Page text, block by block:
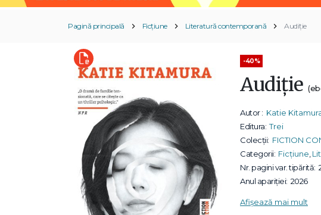
Pagină principală Ficțiune Literatură contemporană Audiție
-40%
Audiție
Autor : Katie
Editura: Trei
Colecții: FICTION
Categorii: Ficțiune
Nr. pagini var. tipărită:
Anul apariției: 2026
Afișează mai mult